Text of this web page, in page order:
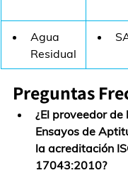
Agua
Residual
Preguntas
¿El proveedor
Ensayos de
la acreditación
17043:2010?